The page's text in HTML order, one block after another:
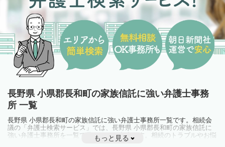
長野県 小県郡長和町の家族信託に強い弁護士事務
所 一覧
長野県 小県郡長和町の家族信託に強い弁護士事務所一覧です。相続会
議の「弁護士検索サービス」では、長野県 小県郡長和町の家族信託に
強い弁護士事務所を一覧で見ることが出来ます。相続のトラブルやお悩
みを抱えている方は一度近隣の弁護士に相談してみましょう。
もっと見る